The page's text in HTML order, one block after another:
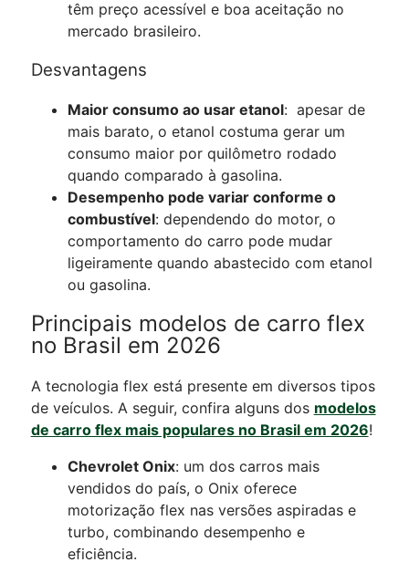
têm preço acessível e boa aceitação no
mercado brasileiro.
Desvantagens
Maior consumo ao usar etanol: apesar de
mais barato, o etanol costuma gerar um
consumo maior por quilômetro rodado
quando comparado à gasolina.
Desempenho pode variar conforme o
combustível: dependendo do motor, o
comportamento do carro pode mudar
ligeiramente quando abastecido com etanol
ou gasolina.
Principais modelos de carro flex
no Brasil em 2026
A tecnologia flex está presente em diversos tipos
de veículos. A seguir, confira alguns dos modelos
de carro flex mais populares no Brasil em 2026!
Chevrolet Onix: um dos carros mais
vendidos do país, o Onix oferece
motorização flex nas versões aspiradas e
turbo, combinando desempenho e
eficiência.